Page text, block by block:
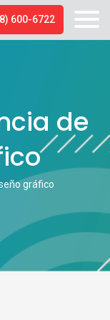
600-6722
de
gráfico